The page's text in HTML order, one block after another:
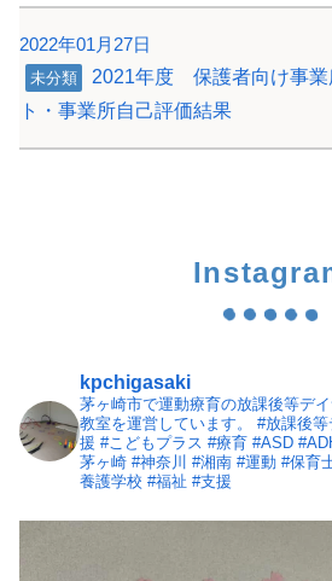
2022年01月27日
未分類
2021年度 保護者向け事業
ト・事業所自己評価結果
kpchigasaki
茅ヶ崎市で運動療育の放課後等デ
教室を運営しています。
#放課後
援 #こどもプラス #療育 #ASD
茅ヶ崎 #神奈川 #湘南 #運動 #保育
養護学校 #福祉 #支援